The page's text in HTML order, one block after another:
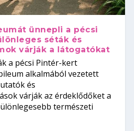
ünnepli a pécsi
séták és
várják a látogatókat
a pécsi Pintér-kert
alkalmából vezetett
és
várják az érdeklődőket a
természeti